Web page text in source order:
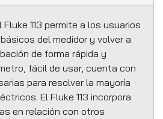
113 permite a los usuarios
del medidor y volver a
de forma rápida y
fácil de usar, cuenta con
para resolver la mayoría
El Fluke 113 incorpora
en relación con otros